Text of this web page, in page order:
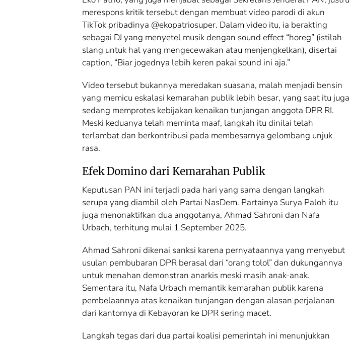
merespons kritik tersebut dengan membuat video parodi di akun
TikTok pribadinya @ekopatriosuper. Dalam video itu, ia berakting
sebagai DJ yang menyetel musik dengan sound effect “horeg” (istilah
slang untuk hal yang mengecewakan atau menjengkelkan), disertai
caption, “Biar jogednya lebih keren pakai sound ini aja.”
Video tersebut bukannya meredakan suasana, malah menjadi bensin
yang memicu eskalasi kemarahan publik lebih besar, yang saat itu juga
sedang memprotes kebijakan kenaikan tunjangan anggota DPR RI.
Meski keduanya telah meminta maaf, langkah itu dinilai telah
terlambat dan berkontribusi pada membesarnya gelombang unjuk
rasa.
Efek Domino dari Kemarahan Publik
Keputusan PAN ini terjadi pada hari yang sama dengan langkah
serupa yang diambil oleh Partai NasDem. Partainya Surya Paloh itu
juga menonaktifkan dua anggotanya, Ahmad Sahroni dan Nafa
Urbach, terhitung mulai 1 September 2025.
Ahmad Sahroni dikenai sanksi karena pernyataannya yang menyebut
usulan pembubaran DPR berasal dari “orang tolol” dan dukungannya
untuk menahan demonstran anarkis meski masih anak-anak.
Sementara itu, Nafa Urbach memantik kemarahan publik karena
pembelaannya atas kenaikan tunjangan dengan alasan perjalanan
dari kantornya di Kebayoran ke DPR sering macet.
Langkah tegas dari dua partai koalisi pemerintah ini menunjukkan